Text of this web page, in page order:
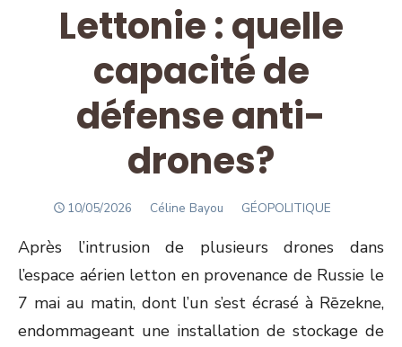
Lettonie : quelle
capacité de
défense anti-
drones?
POSTED
10/05/2026 Author
Céline Bayou GÉOPOLITIQUE
Après l’intrusion de plusieurs drones dans
l’espace aérien letton en provenance de Russie le
7 mai au matin, dont l’un s’est écrasé à Rēzekne,
endommageant une installation de stockage de